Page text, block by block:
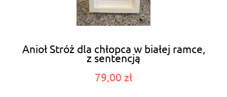
Anioł Stróż dla chłopca w białej ramce,
z sentencją
79,00 zł